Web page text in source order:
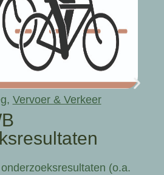
, Vervoer & Verkeer
(o.a.